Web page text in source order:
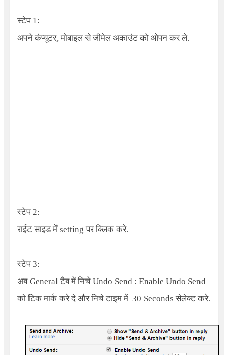
स्टेप 1:
अपने कंप्यूटर, मोबाइल से जीमेल अकाउंट को ओपन कर ले.
स्टेप 2:
राईट साइड में setting पर क्लिक करे.
स्टेप 3:
अब General टैब में निचे Undo Send : Enable Undo Send
को टिक मार्क करे दे और निचे टाइम में 30 Seconds सेलेक्ट करे.